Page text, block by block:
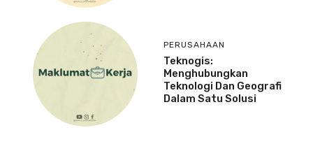
PERUSAHAAN
Teknogis:
Menghubungkan
Teknologi Dan Geografi
Dalam Satu Solusi